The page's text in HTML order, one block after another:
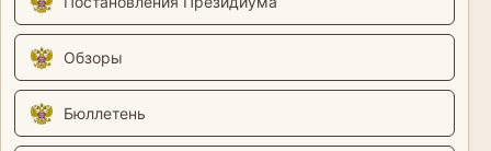
Обзоры
Бюллетень